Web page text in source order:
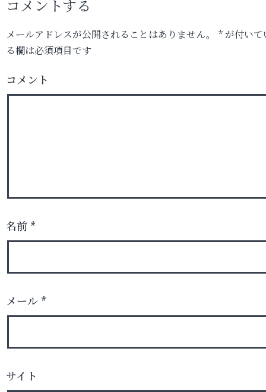
コメントする
メールアドレスが公開されることはありません。 *が付いて
る欄は必須項目です
コメント
名前 *
メール *
サイト